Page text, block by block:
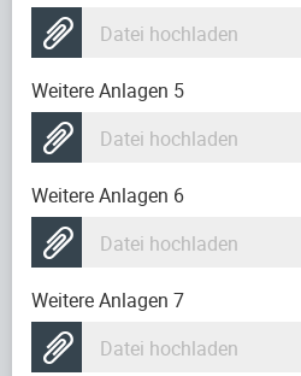
Datei hochladen
Weitere Anlagen 5
Datei hochladen
Weitere Anlagen 6
Datei hochladen
Weitere Anlagen 7
Datei hochladen